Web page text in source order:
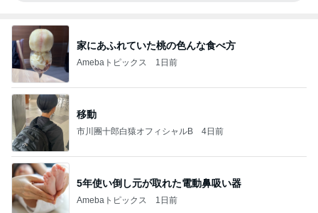
家にあふれていた桃の色んな食べ方
Amebaトピックス 1日前
移動
市川團十郎白猿オフィシャルB 4日前
5年使い倒し元が取れた電動鼻吸い器
Amebaトピックス 1日前